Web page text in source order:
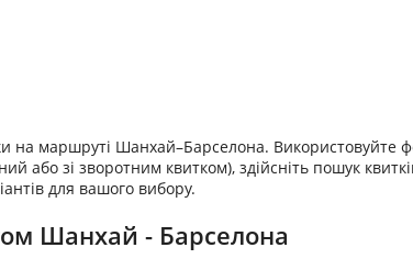
на маршруті Шанхай–Барселона. Використовуйте
або зі зворотним квитком), здійсніть пошук
для вашого вибору.
Шанхай - Барселона